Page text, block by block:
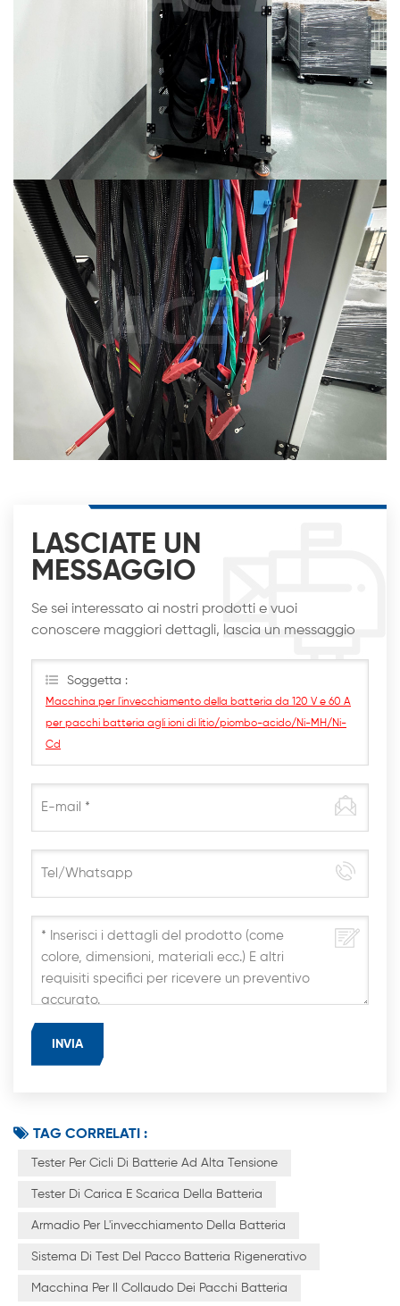
LASCIATE UN
MESSAGGIO
Se sei interessato ai nostri prodotti e vuoi
conoscere maggiori dettagli, lascia un messaggio
Soggetta :
Macchina per l'invecchiamento della batteria da 120 V e 60 A
per pacchi batteria agli ioni di litio/piombo-acido/Ni-MH/Ni-
Cd
TAG CORRELATI :
Tester Per Cicli Di Batterie Ad Alta Tensione
Tester Di Carica E Scarica Della Batteria
Armadio Per L'invecchiamento Della Batteria
Sistema Di Test Del Pacco Batteria Rigenerativo
Macchina Per Il Collaudo Dei Pacchi Batteria